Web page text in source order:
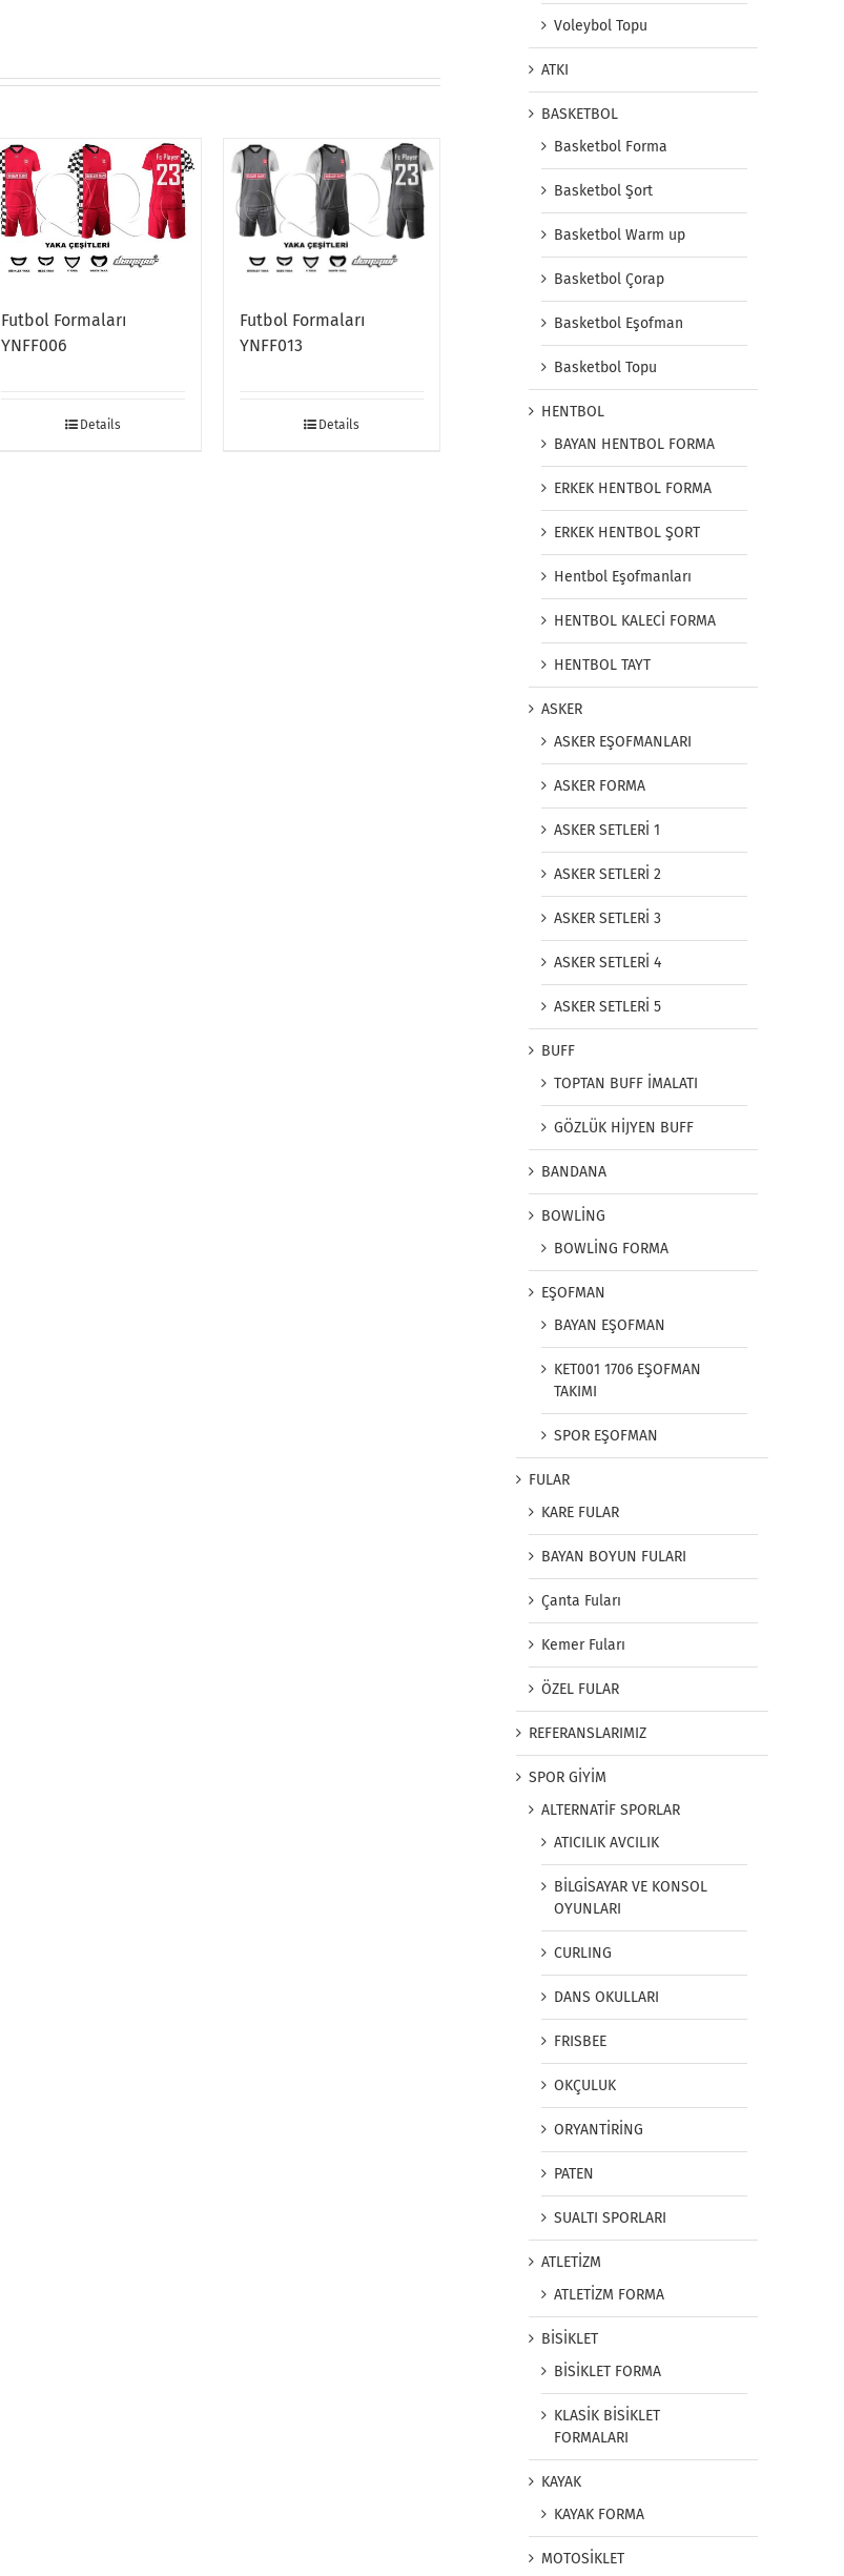
Futbol Formaları
YNFF006
Details
Futbol Formaları
YNFF013
Details
Voleybol Topu
ATKI
BASKETBOL
Basketbol Forma
Basketbol Şort
Basketbol Warm up
Basketbol Çorap
Basketbol Eşofman
Basketbol Topu
HENTBOL
BAYAN HENTBOL FORMA
ERKEK HENTBOL FORMA
ERKEK HENTBOL ŞORT
Hentbol Eşofmanları
HENTBOL KALECİ FORMA
HENTBOL TAYT
ASKER
ASKER EŞOFMANLARI
ASKER FORMA
ASKER SETLERİ 1
ASKER SETLERİ 2
ASKER SETLERİ 3
ASKER SETLERİ 4
ASKER SETLERİ 5
BUFF
TOPTAN BUFF İMALATI
GÖZLÜK HİJYEN BUFF
BANDANA
BOWLİNG
BOWLİNG FORMA
EŞOFMAN
BAYAN EŞOFMAN
KET001 1706 EŞOFMAN
TAKIMI
SPOR EŞOFMAN
FULAR
KARE FULAR
BAYAN BOYUN FULARI
Çanta Fuları
Kemer Fuları
ÖZEL FULAR
REFERANSLARIMIZ
SPOR GİYİM
ALTERNATİF SPORLAR
ATICILIK AVCILIK
BİLGİSAYAR VE KONSOL
OYUNLARI
CURLING
DANS OKULLARI
FRISBEE
OKÇULUK
ORYANTİRİNG
PATEN
SUALTI SPORLARI
ATLETİZM
ATLETİZM FORMA
BİSİKLET
BİSİKLET FORMA
KLASİK BİSİKLET
FORMALARI
KAYAK
KAYAK FORMA
MOTOSİKLET